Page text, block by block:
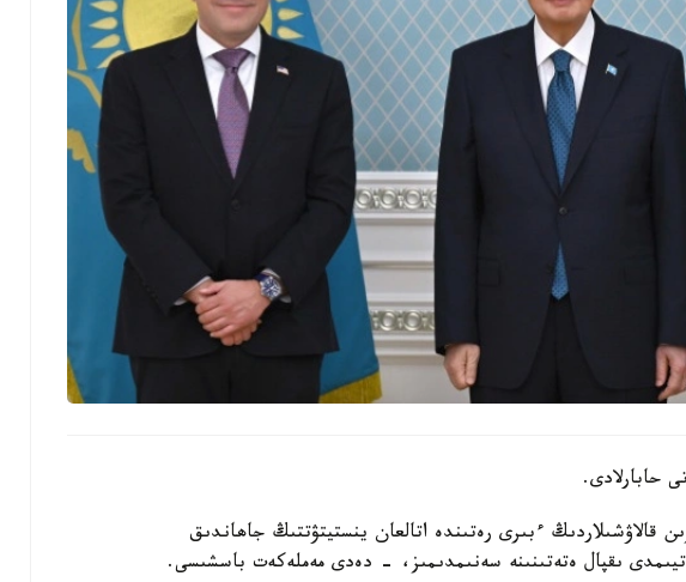
حابارلادى.
ءبىرى رەتىندە اتالعان ينستيتۋتتىڭ جاھاندىق
ىقپال ەتەتىنىنە سەنىمدىمىز، - دەدى مەملەكەت باسشىسى.